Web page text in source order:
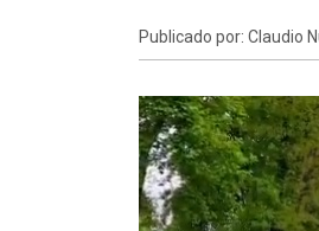
Publicado por: Claudio